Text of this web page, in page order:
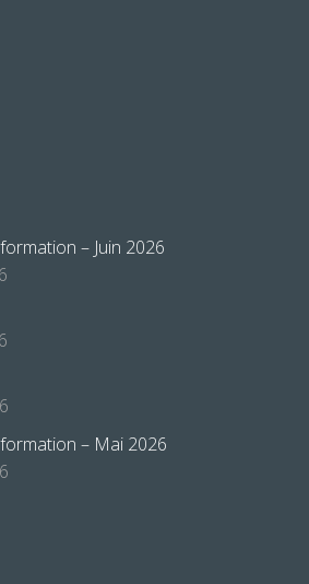
– Juin 2026
– Mai 2026